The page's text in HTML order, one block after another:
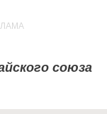
союза